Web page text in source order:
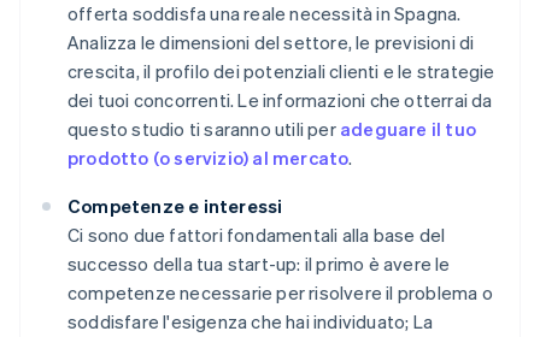
offerta soddisfa una reale necessità in Spagna.
Analizza le dimensioni del settore, le previsioni di
crescita, il profilo dei potenziali clienti e le strategie
dei tuoi concorrenti. Le informazioni che otterrai da
questo studio ti saranno utili per adeguare il tuo
prodotto (o servizio) al mercato.
Competenze e interessi
Ci sono due fattori fondamentali alla base del
successo della tua start-up: il primo è avere le
competenze necessarie per risolvere il problema o
soddisfare l'esigenza che hai individuato; La